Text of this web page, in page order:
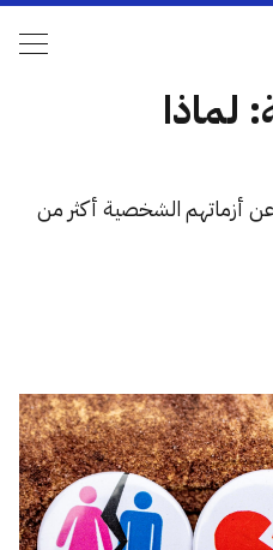
لماذا
أزماتهم الشخصية أكثر من